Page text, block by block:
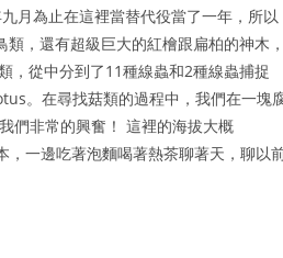
月為止在這裡當替代役當了一年，所以
，還有超級巨大的紅檜跟扁柏的神木，
，從中分到了11種線蟲和2種線蟲捕捉
。在尋找菇類的過程中，我們在一塊
們非常的興奮！ 這裡的海拔大概
一邊吃著泡麵喝著熱茶聊著天，聊以